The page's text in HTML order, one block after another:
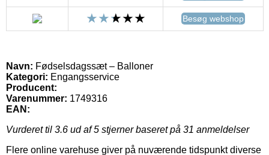
Besøg webshop
Navn: Fødselsdagssæt – Balloner
Kategori: Engangsservice
Producent:
Varenummer: 1749316
EAN:
Vurderet til 3.6 ud af 5 stjerner baseret på 31 anmeldelser
Flere online varehuse giver på nuværende tidspunkt diverse